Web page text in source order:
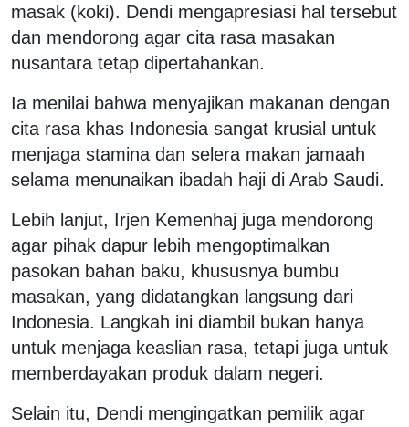
masak (koki). Dendi mengapresiasi hal tersebut
dan mendorong agar cita rasa masakan
nusantara tetap dipertahankan.
Ia menilai bahwa menyajikan makanan dengan
cita rasa khas Indonesia sangat krusial untuk
menjaga stamina dan selera makan jamaah
selama menunaikan ibadah haji di Arab Saudi.
Lebih lanjut, Irjen Kemenhaj juga mendorong
agar pihak dapur lebih mengoptimalkan
pasokan bahan baku, khususnya bumbu
masakan, yang didatangkan langsung dari
Indonesia. Langkah ini diambil bukan hanya
untuk menjaga keaslian rasa, tetapi juga untuk
memberdayakan produk dalam negeri.
Selain itu, Dendi mengingatkan pemilik agar